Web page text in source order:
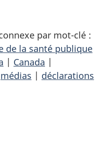
par mot-clé :
de la santé publique
| Canada |
médias | déclarations